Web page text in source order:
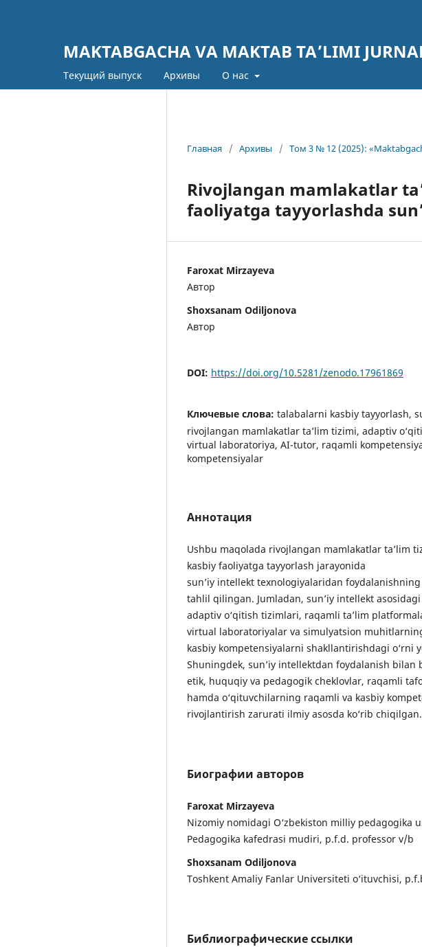
MAKTABGACHA VA MAKTAB TA’LIMI
Текущий выпуск Архивы О нас
Главная / Архивы / Том 3 № 12 (2025):
Rivojlangan mamlakatlar
faoliyatga tayyorlashda
Faroxat Mirzayeva
Автор
Shoxsanam Odiljonova
Автор
DOI: https://doi.org/10.5281/zenodo.17961869
Ключевые слова: talabalarni kasbiy tayyorlash,
rivojlangan mamlakatlar ta’lim tizimi, adaptiv
virtual laboratoriya, AI-tutor, raqamli
kompetensiyalar
Аннотация
Ushbu maqolada rivojlangan mamlakatlar ta’lim
kasbiy faoliyatga tayyorlash jarayonida
sun’iy intellekt texnologiyalaridan foydalanishning
tahlil qilingan. Jumladan, sun’iy intellekt asosidagi
adaptiv o‘qitish tizimlari, raqamli ta’lim
virtual laboratoriyalar va simulyatsion
kasbiy kompetensiyalarni shakllantirishdagi o‘rni
Shuningdek, sun’iy intellektdan foydalanish bilan
etik, huquqiy va pedagogik cheklovlar, raqamli
hamda o‘qituvchilarning raqamli va kasbiy
rivojlantirish zarurati ilmiy asosda ko‘rib chiqilgan.
Биографии авторов
Faroxat Mirzayeva
Nizomiy nomidagi O‘zbekiston milliy pedagogika
Pedagogika kafedrasi mudiri, p.f.d. professor v/b
Shoxsanam Odiljonova
Toshkent Amaliy Fanlar Universiteti o‘ituvchisi,
Библиографические ссылки